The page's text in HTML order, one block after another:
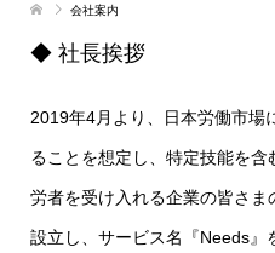
会社案内
◆ 社長挨拶
2019年4月より、日本労働市場
ることを想定し、特定技能を
労者を受け入れる企業の皆さ
設立し、サービス名『Needs』